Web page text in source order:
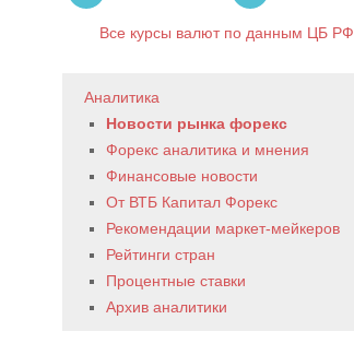
Все курсы валют по данным ЦБ РФ
Аналитика
Новости рынка форекс
Форекс аналитика и мнения
Финансовые новости
От ВТБ Капитал Форекс
Рекомендации маркет-мейкеров
Рейтинги стран
Процентные ставки
Архив аналитики